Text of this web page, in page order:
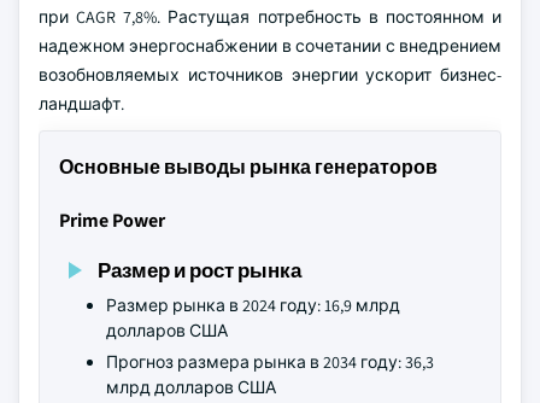
при CAGR 7,8%. Растущая потребность в постоянном и
надежном энергоснабжении в сочетании с внедрением
возобновляемых источников энергии ускорит бизнес-
ландшафт.
Основные выводы рынка генераторов
Prime Power
Размер и рост рынка
Размер рынка в 2024 году: 16,9 млрд
долларов США
Прогноз размера рынка в 2034 году: 36,3
млрд долларов США